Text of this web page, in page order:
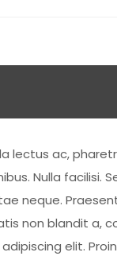
lectus ac,
Nulla facilisi.
neque.
non blandit a,
elit.